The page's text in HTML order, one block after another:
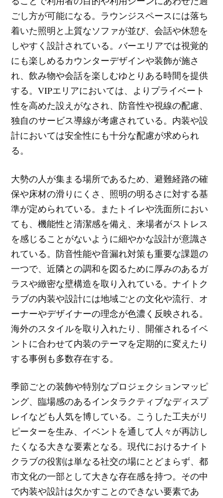
ごし方が可能になる。ラウンジスペースには落ち
着いた照明と上質なソファが並び、会話や休憩を
しやすく設計されている。バーエリアでは視覚的
にも楽しめるカウンターデザインや装飾が施さ
れ、飲み物や会話を楽しむゆとりある時間を提供
する。VIPエリアにおいては、よりプライベート
性を高めた設えがなされ、防音性や視線の配慮、
独自のサービス導線が考慮されている。内装や設
計においては安全性にも十分な配慮が求められ
る。
大勢の人が集まる場所であるため、避難経路の確
保や床材の滑りにくさ、照明の明るさに対する基
準が定められている。またトイレや洗面所におい
ても、機能性と清潔感を備え、来場者がストレス
を感じることがないように細やかな設計が意識さ
れている。防音性能や音漏れ対策も重要な課題の
一つで、近隣との調和を図るために厚みのあるガ
ラスや緻密な壁構造を取り入れている。ナイトク
ラブの内装や設計には地域ごとの文化や流行、オ
ーナーやデザイナーの理念が色濃く反映される。
海外のスタイルを取り入れたり、開催されるイベ
ントに合わせて内装のテーマを定期的に変えたり
する事例も多数存在する。
季節ごとの装飾や特別なプロジェクションマッピ
ング、臨場感のあるインタラクティブなディスプ
レイなども人気を博している。こうした工夫がリ
ピーターを生み、イベントを通して人々が再訪し
たくなる大きな要素となる。現代におけるナイト
クラブの役割は単なる社交の場にとどまらず、都
市文化の一部として大きな存在感を持つ。その中
で内装や設計は欠かすことのできない要素であ